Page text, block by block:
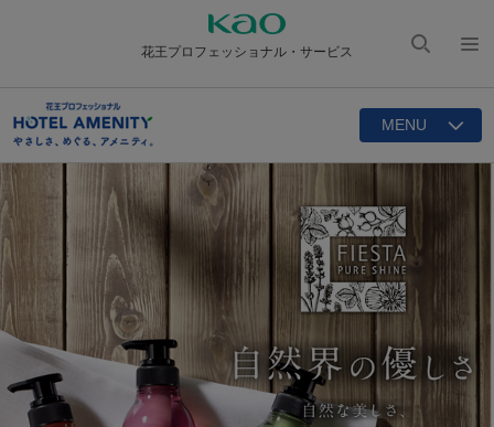
花王プロフェッショナル・サービス
ュー
を開
く
く
MENU